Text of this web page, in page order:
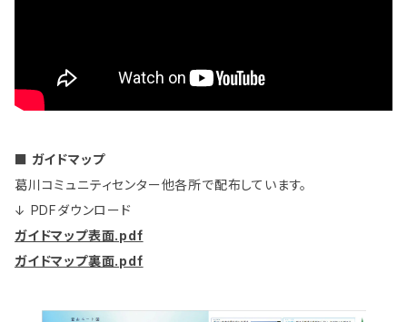
■ ガイドマップ
葛川コミュニティセンター他各所で配布しています。
↓ PDFダウンロード
ガイドマップ表面.pdf
ガイドマップ裏面.pdf